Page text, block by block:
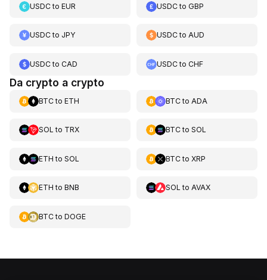
USDCto EUR USDCtoGBP
USDCto JPY USDCtoAUD
USDCto CAD USDCtoCHF
Da crypto a crypto
BTCto ETH BTCto ADA
SOL to TRX BTCto SOL
ETH to SOL BTCto XRP
ETH to BNB SOL to AVAX
BTCto DOGE